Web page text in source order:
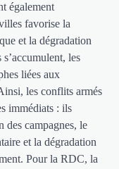
également
favorise la
et la dégradation
les
liées aux
les conflits armés
immédiats : ils
des campagnes, le
et la dégradation
Pour la RDC, la